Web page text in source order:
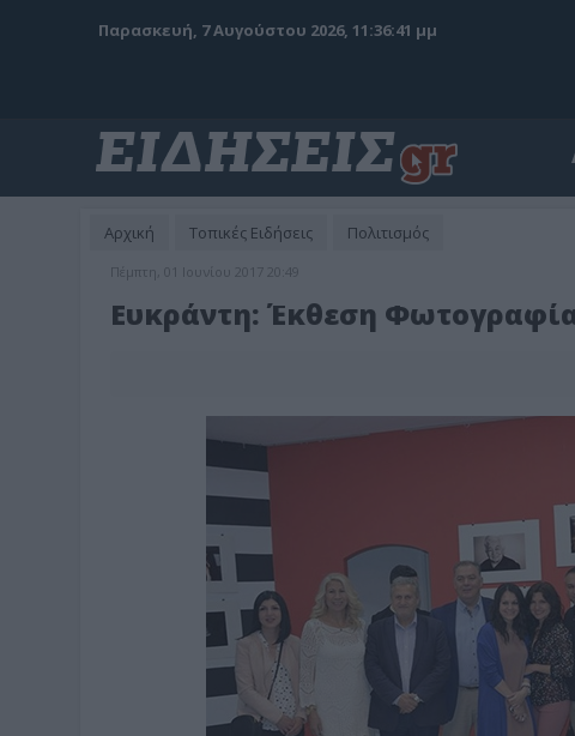
Παρασκευή, 7 Αυγούστου 2026, 11:36:43 μμ
Αρχική Τοπικές Ειδήσεις Πολιτισμός
Πέμπτη, 01 Ιουνίου 2017 20:49
Ευκράντη: Έκθεση